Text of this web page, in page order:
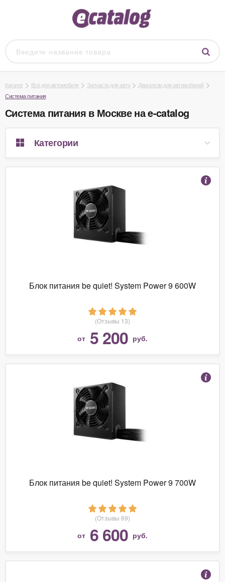
Каталог Всё для автомобиля Запчасти для авто
Двигатели для автомобилей
Система питания
Система питания в Москве на e-catalog
Категории
Блок питания be quiet! System Power 9 600W
(Отзывы 13)
от 5 200 руб.
Блок питания be quiet! System Power 9 700W
(Отзывы 69)
от 6 600 руб.